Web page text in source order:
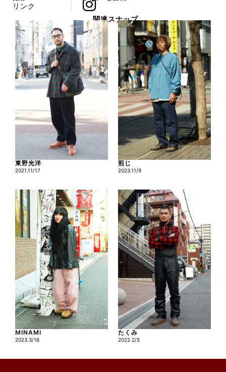
リンク
関連スナップ
東野光洋
2021.11/17
煎じ
2023.11/9
MINAMI
2023.3/16
たくみ
2022.2/5